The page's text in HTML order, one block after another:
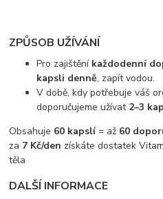
ZPŮSOB UŽÍVÁNÍ
Pro zajištění každodenní
kapsli denně, zapít vodou.
V době, kdy potřebuje váš
doporučujeme užívat 2–3
Obsahuje 60 kapslí= až 60
za 7 Kč/den získáte dostatek
těla
DALŠÍ INFORMACE